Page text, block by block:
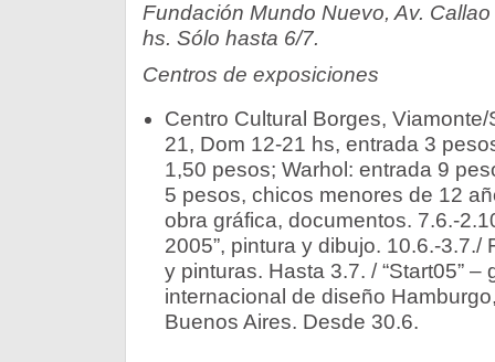
Fundación Mundo Nuevo, Av.
hs. Sólo hasta 6/7.
Centros de exposiciones
Centro Cultural Borges,
21, Dom 12-21 hs, entrada 3
1,50 pesos; Warhol: entrada 9
5 pesos, chicos menores de 12
obra gráfica, documentos. 7.6.-
2005”, pintura y dibujo. 10.6.-3.7./
y pinturas. Hasta 3.7. / “Start05”
internacional de diseño
Buenos Aires. Desde 30.6.